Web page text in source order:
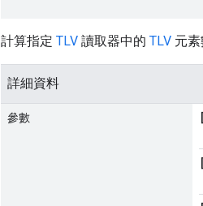
計算指定 TLV 讀取器中的 TLV 元
詳細資料
參數